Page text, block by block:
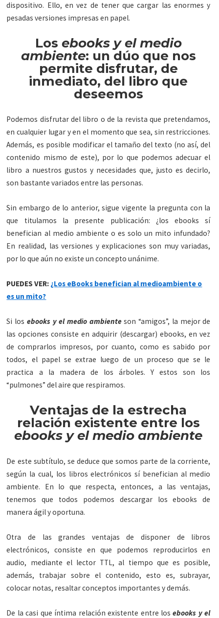
dispositivo. Ello, en vez de tener que cargar las enormes y
pesadas versiones impresas en papel.
Los ebooks y el medio
ambiente: un dúo que nos
permite disfrutar, de
inmediato, del libro que
deseemos
Podemos disfrutar del libro o de la revista que pretendamos,
en cualquier lugar y en el momento que sea, sin restricciones.
Además, es posible modificar el tamaño del texto (no así, del
contenido mismo de este), por lo que podemos adecuar el
libro a nuestros gustos y necesidades que, justo es decirlo,
son bastante variados entre las personas.
Sin embargo de lo anterior, sigue vigente la pregunta con la
que titulamos la presente publicación: ¿los ebooks sí
benefician al medio ambiente o es solo un mito infundado?
En realidad, las versiones y explicaciones son muy variadas,
por lo que aún no existe un concepto unánime.
PUEDES VER: ¿Los eBooks benefician al medioambiente o
es un mito?
Si los ebooks y el medio ambienteson “amigos”, la mejor de
las opciones consiste en adquirir (descargar) ebooks, en vez
de comprarlos impresos, por cuanto, como es sabido por
todos, el papel se extrae luego de un proceso que se le
practica a la madera de los árboles. Y estos son los
“pulmones” del aire que respiramos.
Ventajas de la estrecha
relación existente entre los
ebooks y el medio ambiente
De este subtítulo, se deduce que somos parte de la corriente,
según la cual, los libros electrónicos sí benefician al medio
ambiente. En lo que respecta, entonces, a las ventajas,
tenemos que todos podemos descargar los ebooks de
manera ágil y oportuna.
Otra de las grandes ventajas de disponer de libros
electrónicos, consiste en que podemos reproducirlos en
audio, mediante el lector TTL, al tiempo que es posible,
además, trabajar sobre el contenido, esto es, subrayar,
colocar notas, resaltar conceptos importantes y demás.
De la casi que íntima relación existente entre losebooks y el